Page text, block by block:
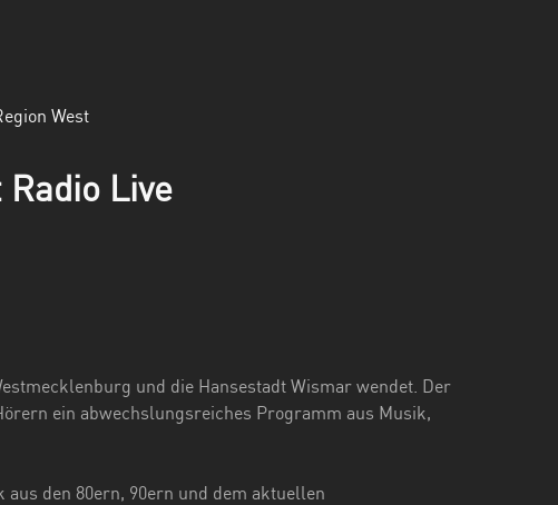
West
Live
und die Hansestadt Wismar wendet. Der
ein abwechslungsreiches Programm aus Musik,
den 80ern, 90ern und dem aktuellen